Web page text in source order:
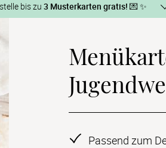
bis zu 3 Musterkarten gratis! 💌 ✨
geht‘s:
und lasse Dir die Karten kostenlos per
Passend zum